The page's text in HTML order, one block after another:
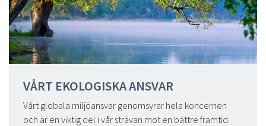
VÅRT EKOLOGISKA ANSVAR
Vårt globala miljöansvar genomsyrar hela koncernen
och är en viktig del i vår strävan mot en bättre framtid.